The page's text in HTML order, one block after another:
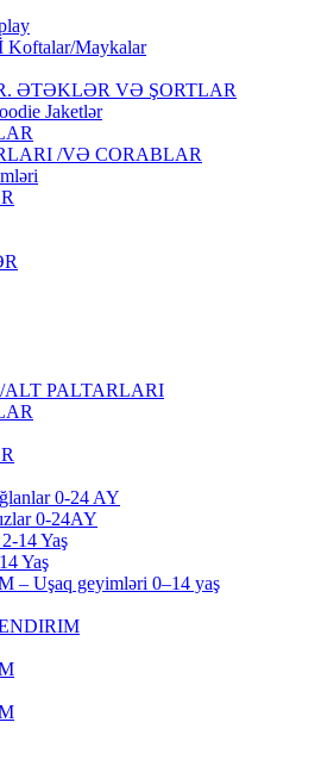
Maykalar
ƏTƏKLƏR VƏ ŞORTLAR
Jaketlər
/VƏ CORABLAR
PALTARLARI
0-24 AY
0-24AY
14 Yaş
Yaş
– Uşaq geyimləri 0–14 yaş